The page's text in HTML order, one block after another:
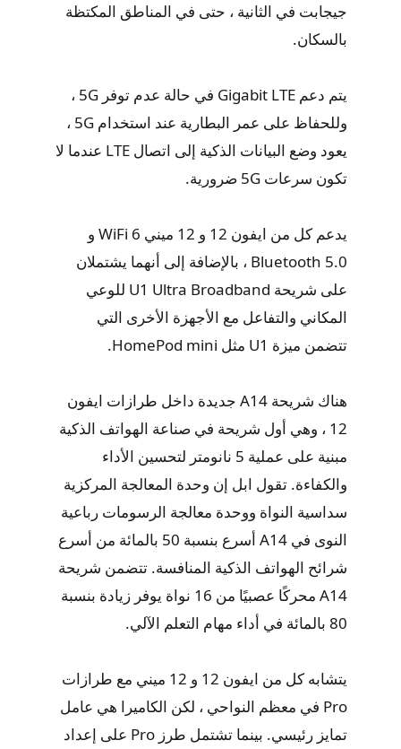
جيجابت في الثانية ، حتى في المناطق المكتظة
بالسكان.
يتم دعم Gigabit LTE في حالة عدم توفر 5G ،
وللحفاظ على عمر البطارية عند استخدام 5G ،
يعود وضع البيانات الذكية إلى اتصال LTE عندما لا
تكون سرعات 5G ضرورية.
يدعم كل من ايفون 12 و 12 ميني WiFi 6 و
Bluetooth 5.0 ، بالإضافة إلى أنهما يشتملان
على شريحة U1 Ultra Broadband للوعي
المكاني والتفاعل مع الأجهزة الأخرى التي
تتضمن ميزة U1 مثل HomePod mini.
هناك شريحة A14 جديدة داخل طرازات ايفون
12 ، وهي أول شريحة في صناعة الهواتف الذكية
مبنية على عملية 5 نانومتر لتحسين الأداء
والكفاءة. تقول ابل إن وحدة المعالجة المركزية
سداسية النواة ووحدة معالجة الرسومات رباعية
النوى في A14 أسرع بنسبة 50 بالمائة من أسرع
شرائح الهواتف الذكية المنافسة. تتضمن شريحة
A14 محركًا عصبيًا من 16 نواة يوفر زيادة بنسبة
80 بالمائة في أداء مهام التعلم الآلي.
يتشابه كل من ايفون 12 و 12 ميني مع طرازات
Pro في معظم النواحي ، لكن الكاميرا هي عامل
تمايز رئيسي. بينما تشتمل طرز Pro على إعداد